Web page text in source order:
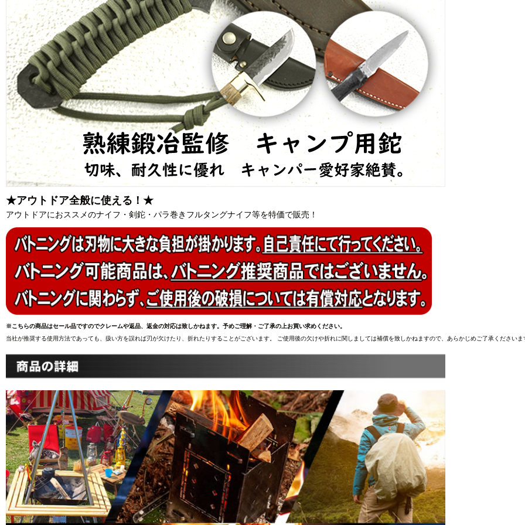
★アウトドア全般に使える！★
アウトドアにおススメのナイフ・剣鉈・パラ巻きフルタングナイフ等を特価で販売！
※こちらの商品はセール品ですのでクレームや返品、返金の対応は致しかねます。予めご理解・ご了承の上お買い求めください。
当社が推奨する使用方法であっても、扱い方を誤れば刃が欠けたり、折れたりすることがございます。 ご使用後の欠けや折れに関しましては補償を致しかねますので、あらかじめご了承くださいま